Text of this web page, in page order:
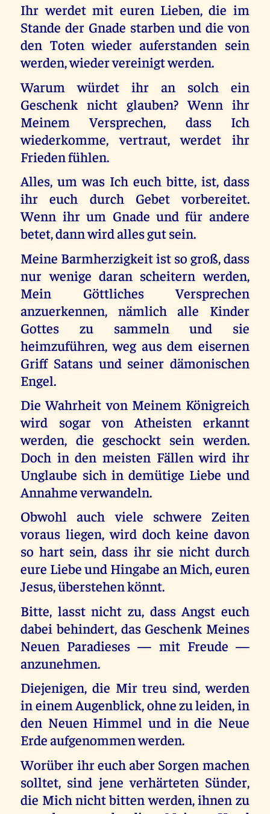
Ihr werdet mit euren Lieben, die im
Stande der Gnade starben und die von
den Toten wieder auferstanden sein
werden, wieder vereinigt werden.
Warum würdet ihr an solch ein
Geschenk nicht glauben? Wenn ihr
Meinem Versprechen, dass Ich
wiederkomme, vertraut, werdet ihr
Frieden fühlen.
Alles, um was Ich euch bitte, ist, dass
ihr euch durch Gebet vorbereitet.
Wenn ihr um Gnade und für andere
betet, dann wird alles gut sein.
Meine Barmherzigkeit ist so groß, dass
nur wenige daran scheitern werden,
Mein Göttliches Versprechen
anzuerkennen, nämlich alle Kinder
Gottes zu sammeln und sie
heimzuführen, weg aus dem eisernen
Griff Satans und seiner dämonischen
Engel.
Die Wahrheit von Meinem Königreich
wird sogar von Atheisten erkannt
werden, die geschockt sein werden.
Doch in den meisten Fällen wird ihr
Unglaube sich in demütige Liebe und
Annahme verwandeln.
Obwohl auch viele schwere Zeiten
voraus liegen, wird doch keine davon
so hart sein, dass ihr sie nicht durch
eure Liebe und Hingabe an Mich, euren
Jesus, überstehen könnt.
Bitte, lasst nicht zu, dass Angst euch
dabei behindert, das Geschenk Meines
Neuen Paradieses — mit Freude —
anzunehmen.
Diejenigen, die Mir treu sind, werden
in einem Augenblick, ohne zu leiden, in
den Neuen Himmel und in die Neue
Erde aufgenommen werden.
Worüber ihr euch aber Sorgen machen
solltet, sind jene verhärteten Sünder,
die Mich nicht bitten werden, ihnen zu